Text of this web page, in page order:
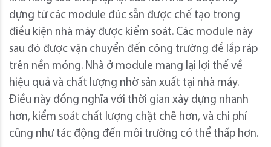
dựng từ các module đúc sẵn được chế tạo trong
điều kiện nhà máy được kiểm soát. Các module này
sau đó được vận chuyển đến công trường để lắp ráp
trên nền móng. Nhà ở module mang lại lợi thế về
hiệu quả và chất lượng nhờ sản xuất tại nhà máy.
Điều này đồng nghĩa với thời gian xây dựng nhanh
hơn, kiểm soát chất lượng chặt chẽ hơn, và chi phí
cũng như tác động đến môi trường có thể thấp hơn.